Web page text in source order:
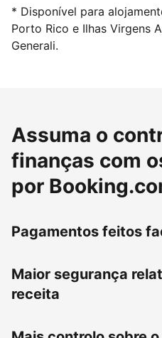
* Disponível para
Porto Rico e Ilhas Virgens
Generali.
Assuma o
finanças com
por
Pagamentos feitos
Maior segurança
receita